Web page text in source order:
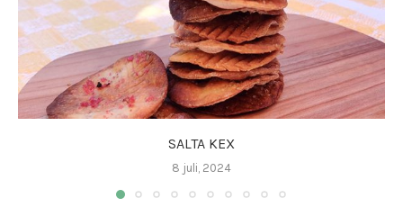
SALTA KEX
8 juli, 2024